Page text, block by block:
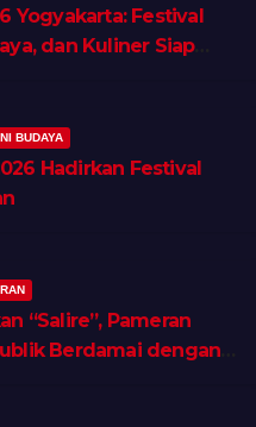
Yogyakarta: Festival
dan Kuliner Siap
BUDAYA
Hadirkan Festival
“Salire”, Pameran
Berdamai dengan